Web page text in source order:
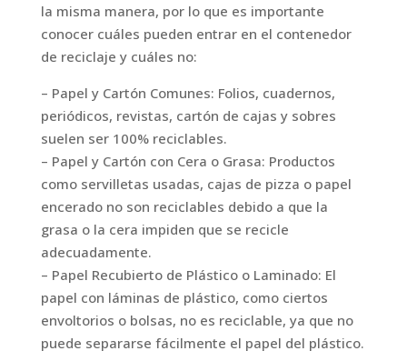
la misma manera, por lo que es importante
conocer cuáles pueden entrar en el contenedor
de reciclaje y cuáles no:
– Papel y Cartón Comunes: Folios, cuadernos,
periódicos, revistas, cartón de cajas y sobres
suelen ser 100% reciclables.
– Papel y Cartón con Cera o Grasa: Productos
como servilletas usadas, cajas de pizza o papel
encerado no son reciclables debido a que la
grasa o la cera impiden que se recicle
adecuadamente.
– Papel Recubierto de Plástico o Laminado: El
papel con láminas de plástico, como ciertos
envoltorios o bolsas, no es reciclable, ya que no
puede separarse fácilmente el papel del plástico.